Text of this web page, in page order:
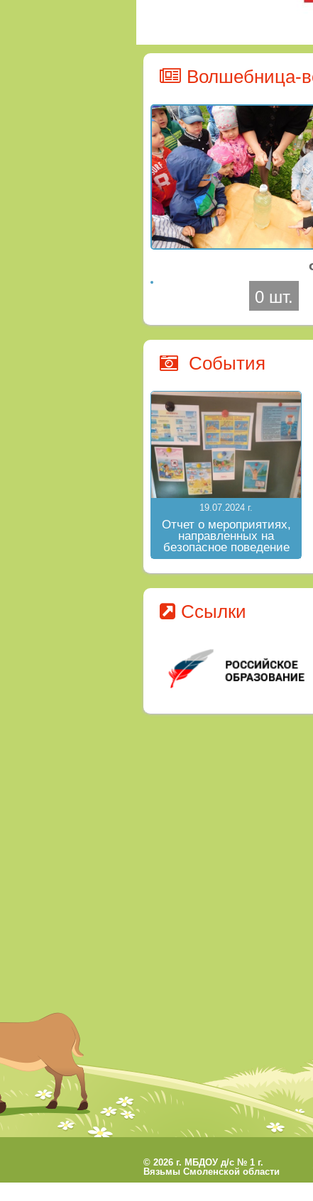
Волшебница-
0 шт.
События
19.07.2024 г.
Отчет о мероприятиях,
направленных на
безопасное поведение
на водных объектах в
летний период
Ссылки
© 2026 г. МБДОУ д/с № 1 г.
Вязьмы Смоленской области